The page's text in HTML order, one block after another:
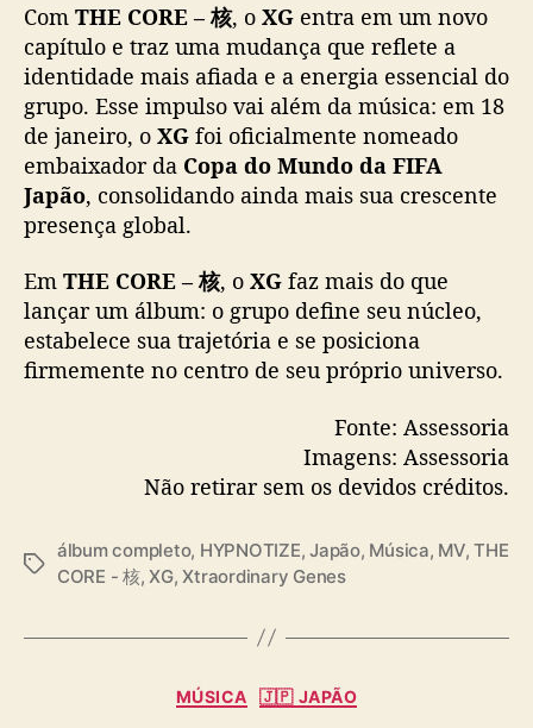
Com THE CORE – 核, o XG entra em um novo
capítulo e traz uma mudança que reflete a
identidade mais afiada e a energia essencial do
grupo. Esse impulso vai além da música: em 18
de janeiro, o XG foi oficialmente nomeado
embaixador da Copa do Mundo da FIFA
Japão, consolidando ainda mais sua crescente
presença global.
Em THE CORE – 核, o XG faz mais do que
lançar um álbum: o grupo define seu núcleo,
estabelece sua trajetória e se posiciona
firmemente no centro de seu próprio universo.
Fonte: Assessoria
Imagens: Assessoria
Não retirar sem os devidos créditos.
T
s
álbum completo, HYPNOTIZE,Japão, Música, MV,THE
CORE - 核,XG,Xtraordinary Genes
C
MÚSICA 🇯🇵 JAPÃO